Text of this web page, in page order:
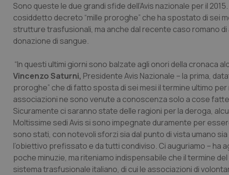
Sono queste le due grandi sfide dell’Avis nazionale per il
cosiddetto decreto “mille proroghe” che ha spostato di sei
strutture trasfusionali, ma anche dal recente caso romano
donazione di sangue.
“In questi ultimi giorni sono balzate agli onori della cronaca
Vincenzo Saturni, Presidente Avis Nazionale – la prima,
proroghe” che di fatto sposta di sei mesi il termine ultimo
associazioni ne sono venute a conoscenza solo a cose
Sicuramente ci saranno state delle ragioni per la deroga,
Moltissime sedi Avis si sono impegnate duramente per
sono stati, con notevoli sforzi sia dal punto di vista umano
l’obiettivo prefissato e da tutti condiviso. Ci auguriamo – ha
poche minuzie, ma riteniamo indispensabile che il termine
sistema trasfusionale italiano, di cui le associazioni di